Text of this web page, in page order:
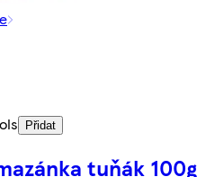
Přidat
tuňák 100g